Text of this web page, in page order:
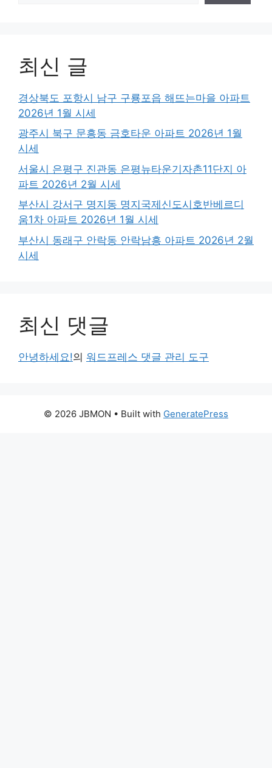
최신 글
경상북도 포항시 남구 구룡포읍 해뜨는마을 아파트
2026년 1월 시세
광주시 북구 문흥동 금호타운 아파트 2026년 1월
시세
서울시 은평구 진관동 은평뉴타운기자촌11단지 아
파트 2026년 2월 시세
부산시 강서구 명지동 명지국제신도시호반베르디
움1차 아파트 2026년 1월 시세
부산시 동래구 안락동 안락남흥 아파트 2026년 2월
시세
최신 댓글
안녕하세요!의 워드프레스 댓글 관리 도구
© 2026 JBMON • Built with GeneratePress